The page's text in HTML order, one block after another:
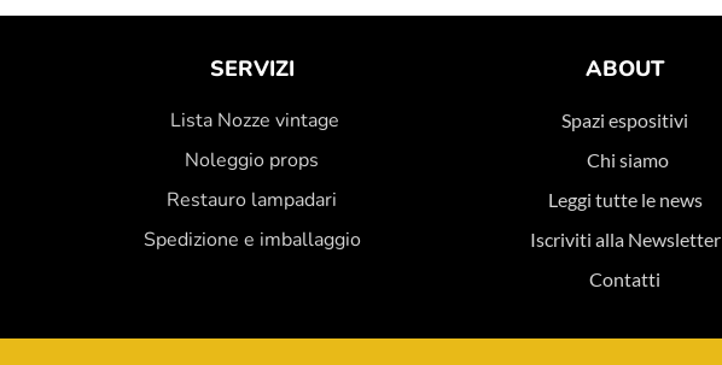
SERVIZI
Lista Nozze vintage
Noleggio props
Restauro lampadari
Spedizione e imballaggio
ABOUT
Spazi espositivi
Chi siamo
Leggi tutte le news
Iscriviti alla Newsletter
Contatti